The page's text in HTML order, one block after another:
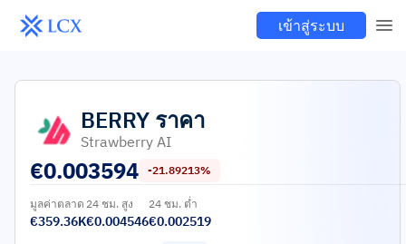
เข้าสู่ระบบ
BERRY ราคา
Strawberry AI
€0.003594 -21.89213%
มูลค่าตลาด
€359.36K
24 ชม. สูง
€0.004546
24 ชม. ต่ำ
€0.002519